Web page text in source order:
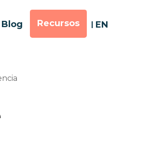
Blog Recursos EN